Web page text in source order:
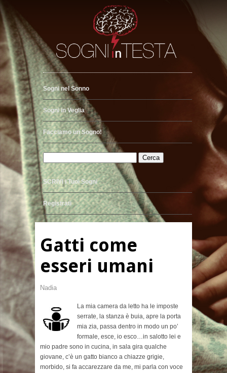
Sogni nel Sonno
Sogni in Veglia
Facciamo un Sogno!
SCRIVI i Tuoi Sogni
Registrati
Gatti come
esseri umani
Nadia
La mia camera da letto ha le imposte
serrate, la stanza è buia, apre la porta
mia zia, passa dentro in modo un po’
formale, esce, io esco…in salotto lei e
mio padre sono in cucina, in sala gira qualche
giovane, c’è un gatto bianco a chiazze grigie,
morbido, si fa accarezzare da me, mi parla con voce